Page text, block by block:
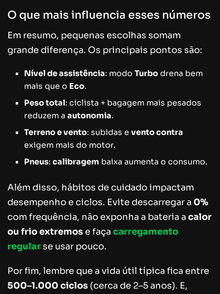
O que mais influencia esses números
Em resumo, pequenas escolhas somam
grande diferença. Os principais pontos são:
Nível de assistência: modoTurbodrena bem
mais que o Eco.
Peso total: ciclista + bagagem mais pesados
reduzem aautonomia.
Terreno e vento: subidas evento contra
exigem mais do motor.
Pneus:calibragem baixa aumenta o consumo.
Além disso, hábitos de cuidado impactam
desempenho e ciclos. Evite descarregar a 0%
com frequência, não exponha a bateria a calor
ou frio extremos e faça carregamento
regular se usar pouco.
Por fim, lembre que a vida útil típica fica entre
500–1.000 ciclos (cerca de 2–5 anos). E,